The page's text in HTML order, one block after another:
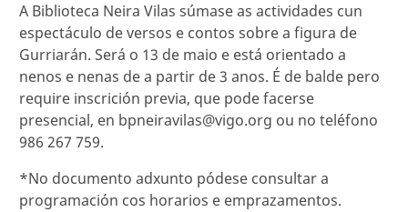
A Biblioteca Neira Vilas súmase as actividades cun
espectáculo de versos e contos sobre a figura de
Gurriarán. Será o 13 de maio e está orientado a
nenos e nenas de a partir de 3 anos. É de balde pero
require inscrición previa, que pode facerse
presencial, en bpneiravilas@vigo.org ou no teléfono
986 267 759.
*No documento adxunto pódese consultar a
programación cos horarios e emprazamentos.